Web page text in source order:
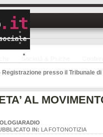
AL
IN: LA FOTONOTIZIA
Registrazione presso il Tribunale di